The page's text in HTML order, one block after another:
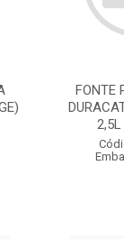
FONTE
2,5L